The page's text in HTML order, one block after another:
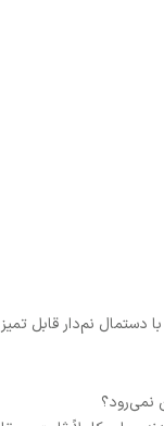
دستمال نم‌دار قابل